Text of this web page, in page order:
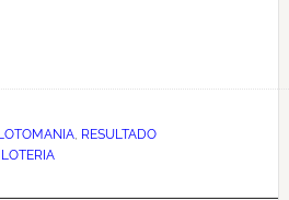
LOTOMANIA, RESULTADO
LOTERIA